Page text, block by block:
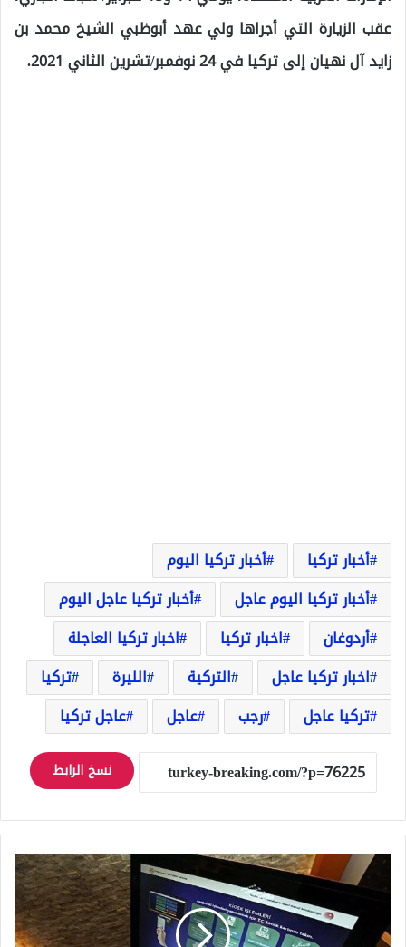
عقب الزيارة التي أجراها ولي عهد أبوظبي الشيخ محمد بن
زايد آل نهيان إلى تركيا في 24 نوفمبر/تشرين الثاني 2021.
أخبار تركيا
أخبار تركيا اليوم
أخبار تركيا اليوم عاجل
أخبار تركيا عاجل اليوم
أردوغان
اخبار تركيا
اخبار تركيا العاجلة
اخبار تركيا عاجل
التركية الليرة
تركيا
تركيا عاجل
رجب عاجل عاجل تركيا
نسخ الرابط
ماهي
ماتيك